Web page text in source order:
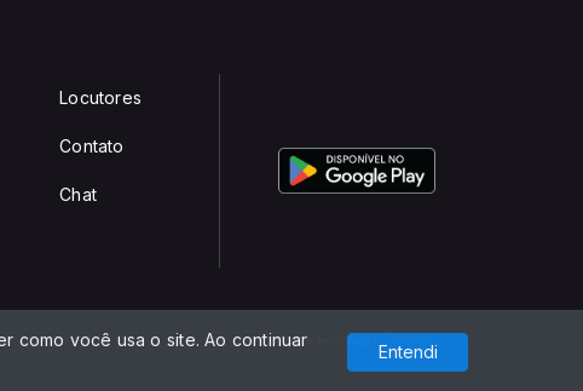
Locutores
Contato
Chat
Com a tecnologia
como você usa o site. Ao continuar
Entendi